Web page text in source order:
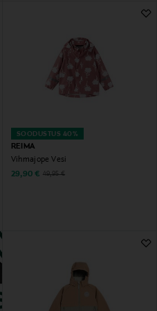
SOODUSTUS 40%
REIMA
Vihmajope Vesi
Discounted Price
29,90 € Original Price
49,95 €